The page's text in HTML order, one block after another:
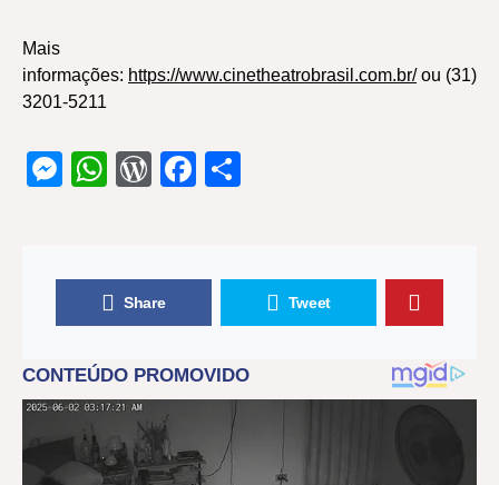
Mais
informações: https://www.cinetheatrobrasil.com.br/ou (31)
3201-5211
Messenger
WhatsApp
WordPress
Facebook
Share Tweet